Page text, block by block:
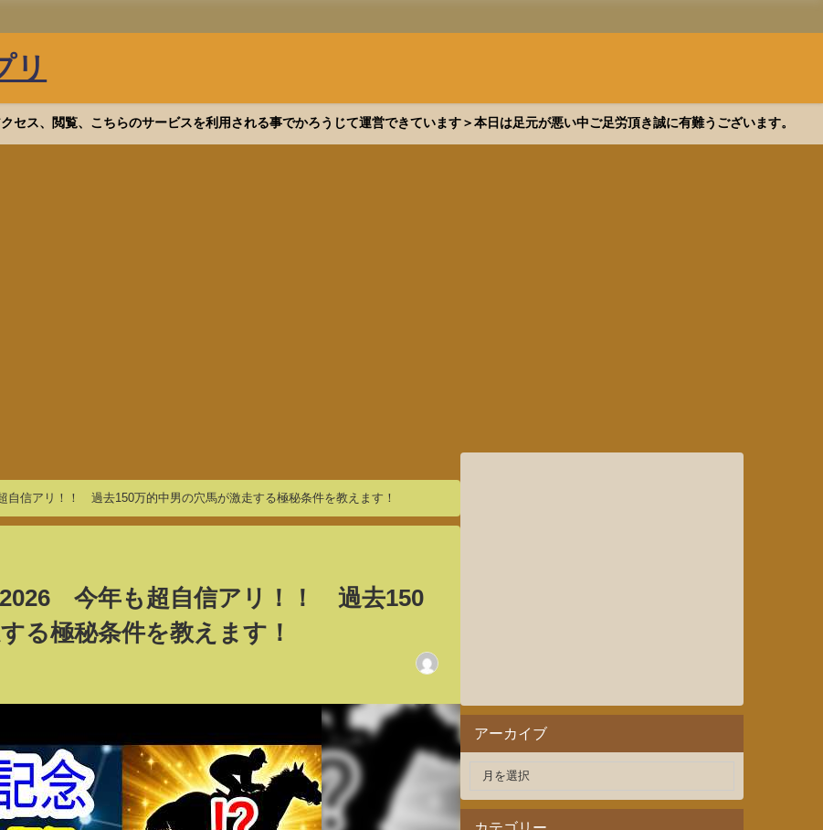
リ
ス、閲覧、こちらのサービスを利用される事でかろうじて運営できています＞本日は足元が悪い中ご足労頂き誠に有難うございます。
自信アリ！！ 過去150万的中男の穴馬が激走する極秘条件を教えます！
2026 今年も超自信アリ！！ 過去150
る極秘条件を教えます！
アーカイブ